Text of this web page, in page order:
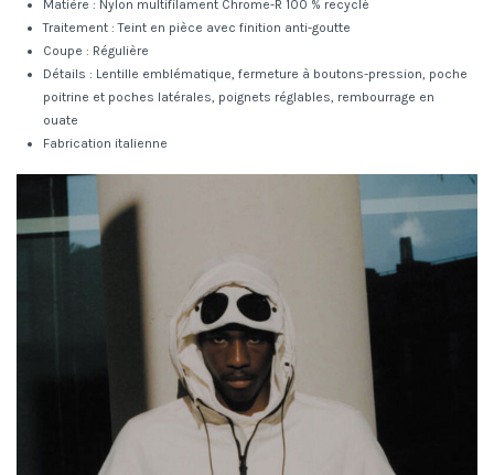
Matière : Nylon multifilament Chrome-R 100 % recyclé
Traitement : Teint en pièce avec finition anti-goutte
Coupe : Régulière
Détails : Lentille emblématique, fermeture à boutons-pression, poche
poitrine et poches latérales, poignets réglables, rembourrage en
ouate
Fabrication italienne